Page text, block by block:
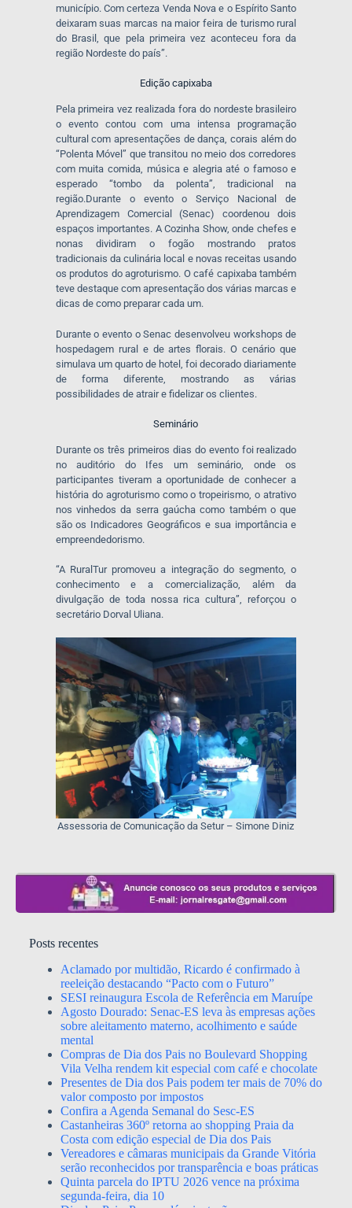
município. Com certeza Venda Nova e o Espírito Santo
deixaram suas marcas na maior feira de turismo rural
do Brasil, que pela primeira vez aconteceu fora da
região Nordeste do país”.
Edição capixaba
Pela primeira vez realizada fora do nordeste brasileiro
o evento contou com uma intensa programação
cultural com apresentações de dança, corais além do
“Polenta Móvel” que transitou no meio dos corredores
com muita comida, música e alegria até o famoso e
esperado “tombo da polenta”, tradicional na
região.Durante o evento o Serviço Nacional de
Aprendizagem Comercial (Senac) coordenou dois
espaços importantes. A Cozinha Show, onde chefes e
nonas dividiram o fogão mostrando pratos
tradicionais da culinária local e novas receitas usando
os produtos do agroturismo. O café capixaba também
teve destaque com apresentação dos várias marcas e
dicas de como preparar cada um.
Durante o evento o Senac desenvolveu workshops de
hospedagem rural e de artes florais. O cenário que
simulava um quarto de hotel, foi decorado diariamente
de forma diferente, mostrando as várias
possibilidades de atrair e fidelizar os clientes.
Seminário
Durante os três primeiros dias do evento foi realizado
no auditório do Ifes um seminário, onde os
participantes tiveram a oportunidade de conhecer a
história do agroturismo como o tropeirismo, o atrativo
nos vinhedos da serra gaúcha como também o que
são os Indicadores Geográficos e sua importância e
empreendedorismo.
“A RuralTur promoveu a integração do segmento, o
conhecimento e a comercialização, além da
divulgação de toda nossa rica cultura”, reforçou o
secretário Dorval Uliana.
Assessoria de Comunicação da Setur – Simone Diniz
Posts recentes
Aclamado por multidão, Ricardo é confirmado à
reeleição destacando “Pacto com o Futuro”
SESI reinaugura Escola de Referência em Maruípe
Agosto Dourado: Senac-ES leva às empresas ações
sobre aleitamento materno, acolhimento e saúde
mental
Compras de Dia dos Pais no Boulevard Shopping
Vila Velha rendem kit especial com café e chocolate
Presentes de Dia dos Pais podem ter mais de 70% do
valor composto por impostos
Confira a Agenda Semanal do Sesc-ES
Castanheiras 360º retorna ao shopping Praia da
Costa com edição especial de Dia dos Pais
Vereadores e câmaras municipais da Grande Vitória
serão reconhecidos por transparência e boas práticas
Quinta parcela do IPTU 2026 vence na próxima
segunda-feira, dia 10